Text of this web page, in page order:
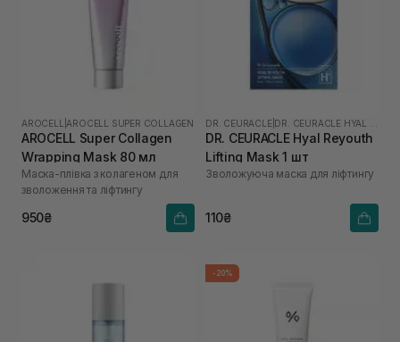
AROCELL AROCELL SUPER COLLAGEN
AROCELL Super Collagen
Wrapping Mask 80 мл
Маска-плівка з колагеном для
зволоження та ліфтингу
950₴
DR. CEURACLE
DR. CEURACLE Hyal Reyouth
Lifting Mask 1 шт
Зволожуюча маска для ліфтингу
110₴
-20%